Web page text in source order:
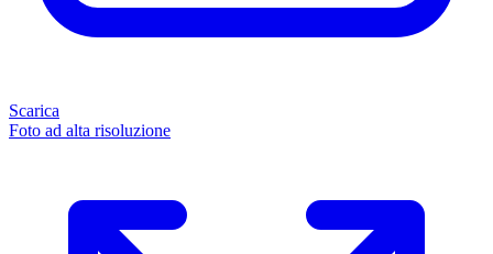
Scarica
Foto ad alta risoluzione